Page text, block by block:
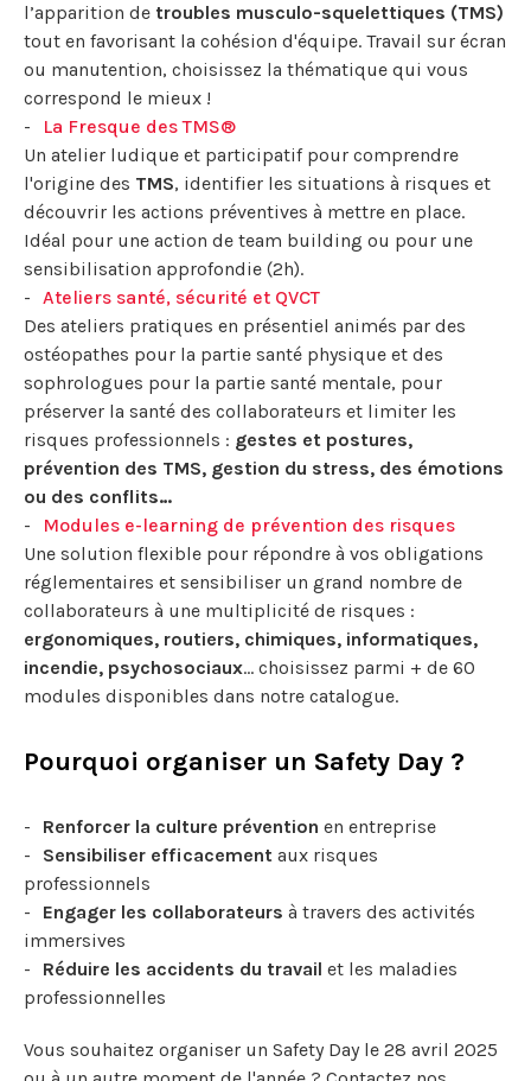
l’apparition de troubles musculo-squelettiques (TMS)
tout en favorisant la cohésion d'équipe. Travail sur écran
ou manutention, choisissez la thématique qui vous
correspond le mieux !
La Fresque des TMS®
Un atelier ludique et participatif pour comprendre
l'origine des TMS, identifier les situations à risques et
découvrir les actions préventives à mettre en place.
Idéal pour une action de team building ou pour une
sensibilisation approfondie (2h).
Ateliers santé, sécurité et QVCT
Des ateliers pratiques en présentiel animés par des
ostéopathes pour la partie santé physique et des
sophrologues pour la partie santé mentale, pour
préserver la santé des collaborateurs et limiter les
risques professionnels : gestes et postures,
prévention des TMS, gestion du stress, des émotions
ou des conflits…
Modules e-learning de prévention des risques
Une solution flexible pour répondre à vos obligations
réglementaires et sensibiliser un grand nombre de
collaborateurs à une multiplicité de risques :
ergonomiques, routiers, chimiques, informatiques,
incendie, psychosociaux… choisissez parmi + de 60
modules disponibles dans notre catalogue.
Pourquoi organiser un Safety Day ?
Renforcer la culture prévention en entreprise
Sensibiliser efficacement aux risques
professionnels
Engager les collaborateurs à travers des activités
immersives
Réduire les accidents du travail et les maladies
professionnelles
Vous souhaitez organiser un Safety Day le 28 avril 2025